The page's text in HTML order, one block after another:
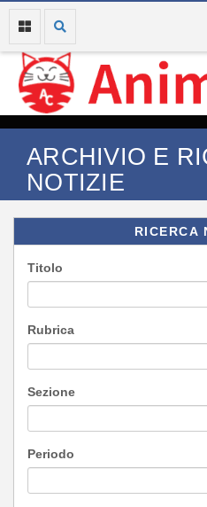
ARCHIVIO E
NOTIZIE
RICERCA
Titolo
Rubrica
Sezione
Periodo